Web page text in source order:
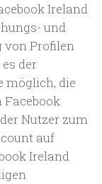
Ireland
und
von Profilen
der
möglich, die
Nutzer zum
auf
Ireland